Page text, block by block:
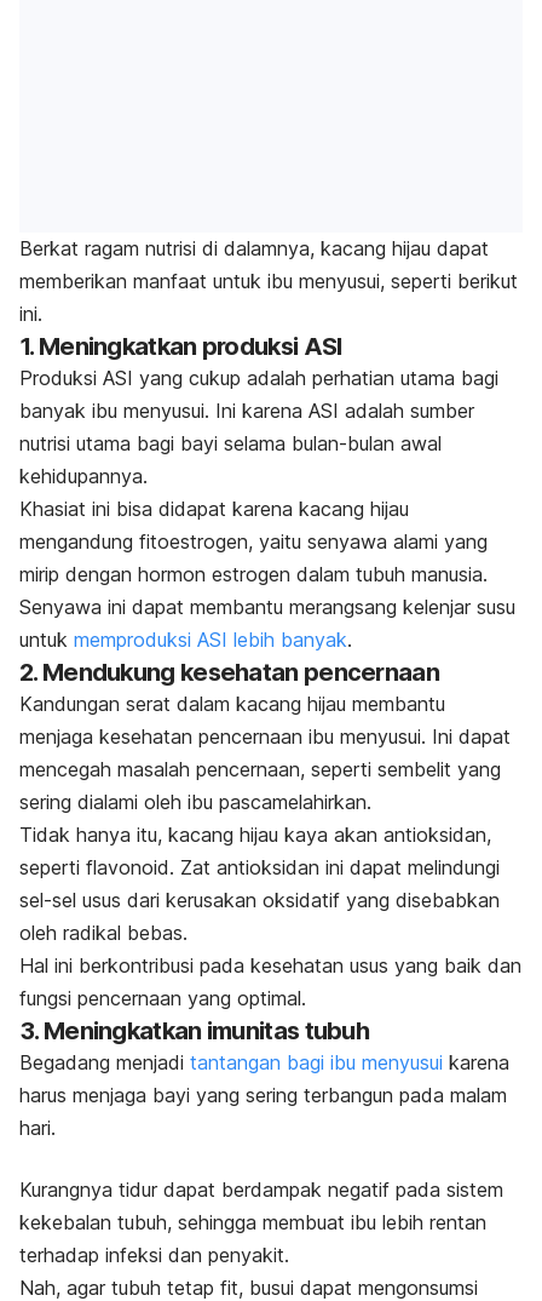
Berkat ragam nutrisi di dalamnya, kacang hijau dapat
memberikan manfaat untuk ibu menyusui, seperti berikut
ini.
1. Meningkatkan produksi ASI
Produksi ASI yang cukup adalah perhatian utama bagi
banyak ibu menyusui. Ini karena ASI adalah sumber
nutrisi utama bagi bayi selama bulan-bulan awal
kehidupannya.
Khasiat ini bisa didapat karena kacang hijau
mengandung fitoestrogen, yaitu senyawa alami yang
mirip dengan hormon estrogen dalam tubuh manusia.
Senyawa ini dapat membantu merangsang kelenjar susu
untuk memproduksi ASI lebih banyak.
2. Mendukung kesehatan pencernaan
Kandungan serat dalam kacang hijau membantu
menjaga kesehatan pencernaan ibu menyusui. Ini dapat
mencegah masalah pencernaan, seperti sembelit yang
sering dialami oleh ibu pascamelahirkan.
Tidak hanya itu, kacang hijau kaya akan antioksidan,
seperti flavonoid. Zat antioksidan ini dapat melindungi
sel-sel usus dari kerusakan oksidatif yang disebabkan
oleh radikal bebas.
Hal ini berkontribusi pada kesehatan usus yang baik dan
fungsi pencernaan yang optimal.
3. Meningkatkan imunitas tubuh
Begadang menjadi tantangan bagi ibu menyusui karena
harus menjaga bayi yang sering terbangun pada malam
hari.
Kurangnya tidur dapat berdampak negatif pada sistem
kekebalan tubuh, sehingga membuat ibu lebih rentan
terhadap infeksi dan penyakit.
Nah, agar tubuh tetap fit, busui dapat mengonsumsi